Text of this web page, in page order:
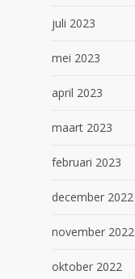
juli 2023
mei 2023
april 2023
maart 2023
februari 2023
december 2022
november 2022
oktober 2022